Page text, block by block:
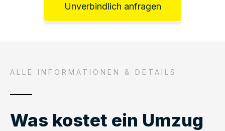
Unverbindlich anfragen
ALLE INFORMATIONEN & DETAILS
Was kostet ein Umzug